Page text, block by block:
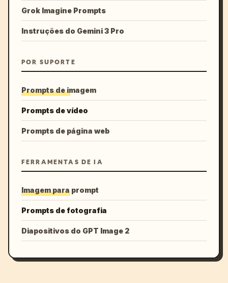
Grok Imagine Prompts
Instruções do Gemini 3 Pro
POR SUPORTE
Prompts de imagem
Prompts de vídeo
Prompts de página web
FERRAMENTAS DE IA
Imagem para prompt
Prompts de fotografia
Diapositivos do GPT Image 2